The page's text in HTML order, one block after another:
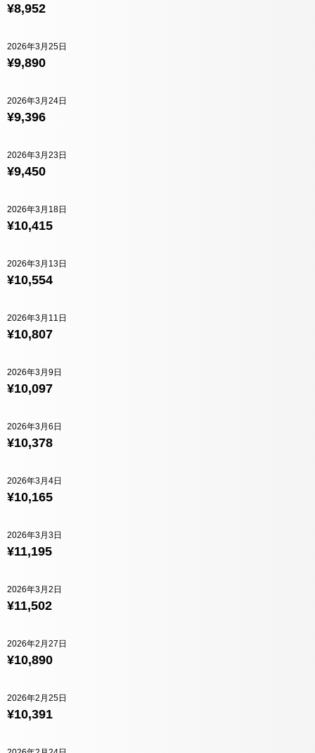
¥8,952
¥9,890
2026年3月25日
¥9,396
2026年3月24日
¥9,450
2026年3月23日
¥10,415
2026年3月18日
¥10,554
2026年3月13日
¥10,807
2026年3月11日
¥10,097
2026年3月9日
¥10,378
2026年3月6日
¥10,165
2026年3月4日
¥11,195
2026年3月3日
¥11,502
2026年3月2日
¥10,890
2026年2月27日
¥10,391
2026年2月25日